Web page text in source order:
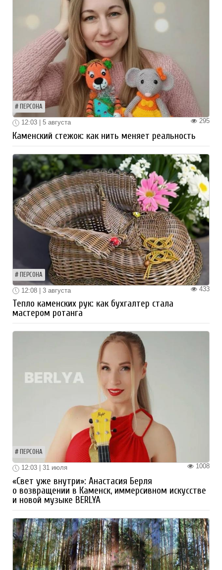
ПЕРСОНА
295
12:03 | 5 августа
Каменский стежок: как нить меняет реальность
ПЕРСОНА
433
12:08 | 3 августа
Тепло каменских рук: как бухгалтер стала
мастером ротанга
ПЕРСОНА
1008
12:03 | 31 июля
«Свет уже внутри»: Анастасия Берля
о возвращении в Каменск, иммерсивном искусстве
и новой музыке BERLYA